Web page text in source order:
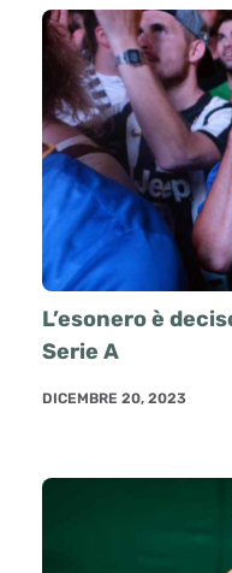
L’esonero è
Serie A
DICEMBRE 20, 2023